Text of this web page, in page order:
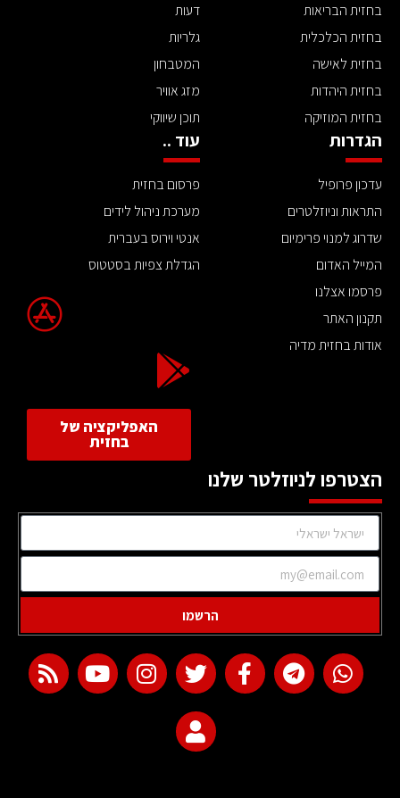
בחזית הבריאות
בחזית הכלכלית
בחזית לאישה
בחזית היהדות
בחזית המוזיקה
דעות
גלריות
המטבחון
מזג אוויר
תוכן שיווקי
הגדרות
עדכון פרופיל
התראות וניוזלטרים
שדרוג למנוי פרימיום
המייל האדום
פרסמו אצלנו
תקנון האתר
אודות בחזית מדיה
עוד ..
פרסום בחזית
מערכת ניהול לידים
אנטי וירוס בעברית
הגדלת צפיות בסטטוס
האפליקציה של
בחזית
הצטרפו לניוזלטר שלנו
הרשמו